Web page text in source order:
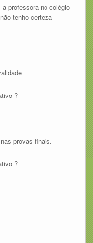
professora no colégio
tenho certeza
?
provas finais.
?